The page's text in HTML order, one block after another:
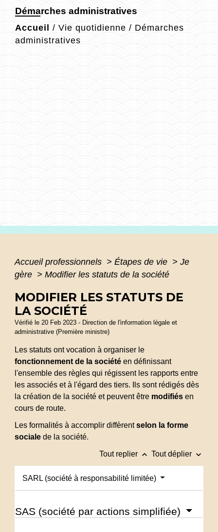
Démarches administratives
Accueil / Vie quotidienne / Démarches
administratives
Accueil professionnels > Étapes de vie > Je
gère > Modifier les statuts de la société
MODIFIER LES STATUTS DE
LA SOCIÉTÉ
Vérifié le 20 Feb 2023 - Direction de l'information légale et
administrative (Première ministre)
Les statuts ont vocation à organiser le
fonctionnement de la société en définissant
l'ensemble des règles qui régissent les rapports entre
les associés et à l'égard des tiers. Ils sont rédigés dès
la création de la société et peuvent être modifiés en
cours de route.
Les formalités à accomplir diffèrentselon la forme
sociale de la société.
Tout replier keyboard_arrow_up Tout déplier keyboard_arrow_down
SARL (société à responsabilité limitée)
SAS (société par actions simplifiée)